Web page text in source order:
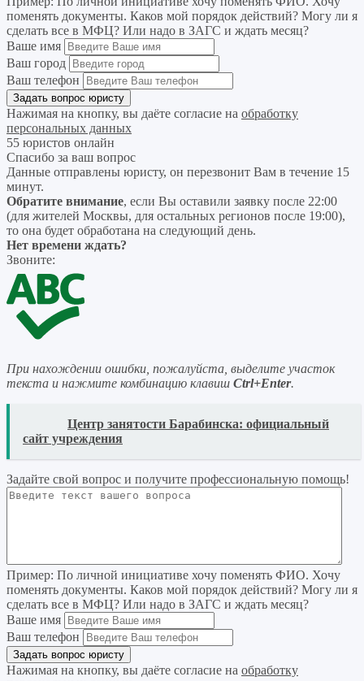
поменять документы. Каков мой порядок действий? Могу ли я
сделать все в МФЦ? Или надо в ЗАГС и ждать месяц?
Ваше имя
Ваш город
Ваш телефон
Нажимая на кнопку, вы даёте согласие на обработку
персональных данных
55 юристов онлайн
Спасибо за ваш вопрос
Данные отправлены юристу, он перезвонит Вам в течение 15
минут.
Обратите внимание, если Вы оставили заявку после 22:00
(для жителей Москвы, для остальных регионов после 19:00),
то она будет обработана на следующий день.
Нет времени ждать?
Звоните:
При нахождении ошибки, пожалуйста, выделите участок
текста и нажмите комбинацию клавиш Ctrl+Enter.
Центр занятости Барабинска: официальный
сайт учреждения
Задайте свой вопрос и получите профессиональную помощь!
Пример: По личной инициативе хочу поменять ФИО. Хочу
поменять документы. Каков мой порядок действий? Могу ли я
сделать все в МФЦ? Или надо в ЗАГС и ждать месяц?
Ваше имя
Ваш телефон
Нажимая на кнопку, вы даёте согласие на обработку